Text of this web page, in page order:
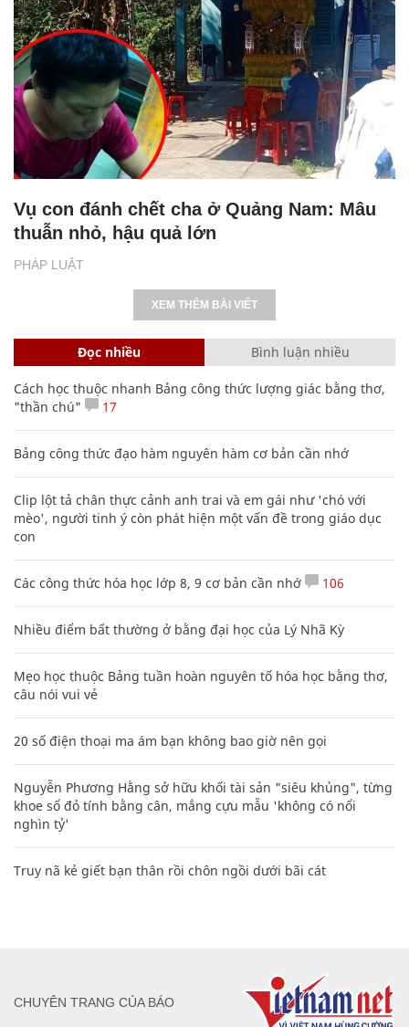
PHÁP LUẬT
Vụ con đánh chết cha ở Quảng Nam: Mâu
thuẫn nhỏ, hậu quả lớn
XEM THÊM BÀI VIẾT
Đọc nhiều Bình luận nhiều
Cách học thuộc nhanh Bảng công thức lượng giác bằng thơ,
"thần chú"
17
Bảng công thức đạo hàm nguyên hàm cơ bản cần nhớ
Clip lột tả chân thực cảnh anh trai và em gái như 'chó với
mèo', người tinh ý còn phát hiện một vấn đề trong giáo dục
con
Các công thức hóa học lớp 8, 9 cơ bản cần nhớ 106
Nhiều điểm bất thường ở bằng đại học của Lý Nhã Kỳ
Mẹo học thuộc Bảng tuần hoàn nguyên tố hóa học bằng thơ,
câu nói vui vẻ
20 số điện thoại ma ám bạn không bao giờ nên gọi
Nguyễn Phương Hằng sở hữu khối tài sản "siêu khủng", từng
khoe sổ đỏ tính bằng cân, mắng cựu mẫu 'không có nổi
nghìn tỷ'
Truy nã kẻ giết bạn thân rồi chôn ngồi dưới bãi cát
CHUYÊN TRANG CỦA BÁO